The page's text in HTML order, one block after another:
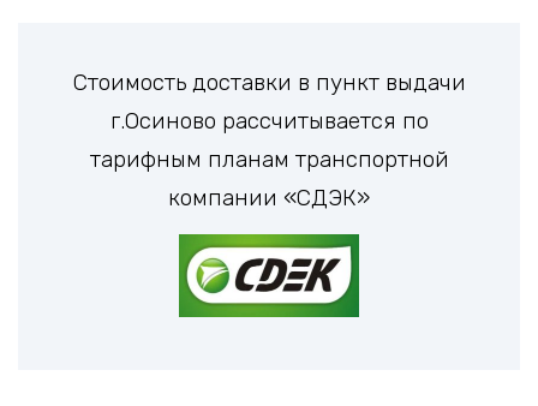
Стоимость доставки в пункт выдачи
г.Осиново рассчитывается по
тарифным планам транспортной
компании «СДЭК»